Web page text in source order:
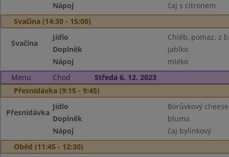
Nápoj
čaj s citronem
Svačina (14:30 - 15:00)
Svačina
Jídlo
Chléb, pomaz. z
Doplněk
jablko
Nápoj
mléko
Menu
Chod
Středa 6. 12. 2023
Přesnídávka (9:15 - 9:45)
Přesnídávka
Jídlo
Borůvkový
Doplněk
bluma
Nápoj
čaj bylinkový
Oběd (11:45 - 12:30)